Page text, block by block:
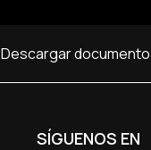
Descargar documento
SÍGUENOS EN